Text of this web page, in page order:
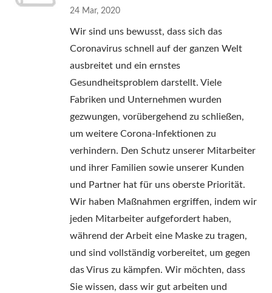
24 Mar, 2020
Wir sind uns bewusst, dass sich das
Coronavirus schnell auf der ganzen Welt
ausbreitet und ein ernstes
Gesundheitsproblem darstellt. Viele
Fabriken und Unternehmen wurden
gezwungen, vorübergehend zu schließen,
um weitere Corona-Infektionen zu
verhindern. Den Schutz unserer Mitarbeiter
und ihrer Familien sowie unserer Kunden
und Partner hat für uns oberste Priorität.
Wir haben Maßnahmen ergriffen, indem wir
jeden Mitarbeiter aufgefordert haben,
während der Arbeit eine Maske zu tragen,
und sind vollständig vorbereitet, um gegen
das Virus zu kämpfen. Wir möchten, dass
Sie wissen, dass wir gut arbeiten und